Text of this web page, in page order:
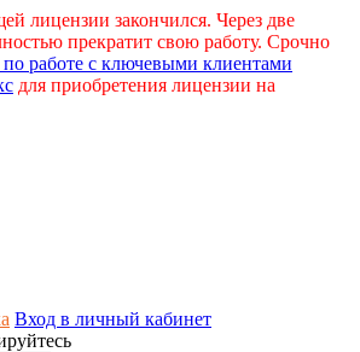
лицензии закончился. Через две
прекратит свою работу. Срочно
по работе с ключевыми клиентами
для приобретения лицензии на
Вход в личный кабинет